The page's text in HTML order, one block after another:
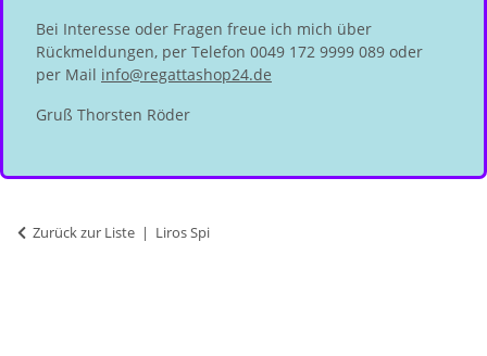
Bei Interesse oder Fragen freue ich mich über
Rückmeldungen, per Telefon 0049 172 9999 089 oder
per Mail info@regattashop24.de
Gruß Thorsten Röder
Zurück zur Liste Liros Spi